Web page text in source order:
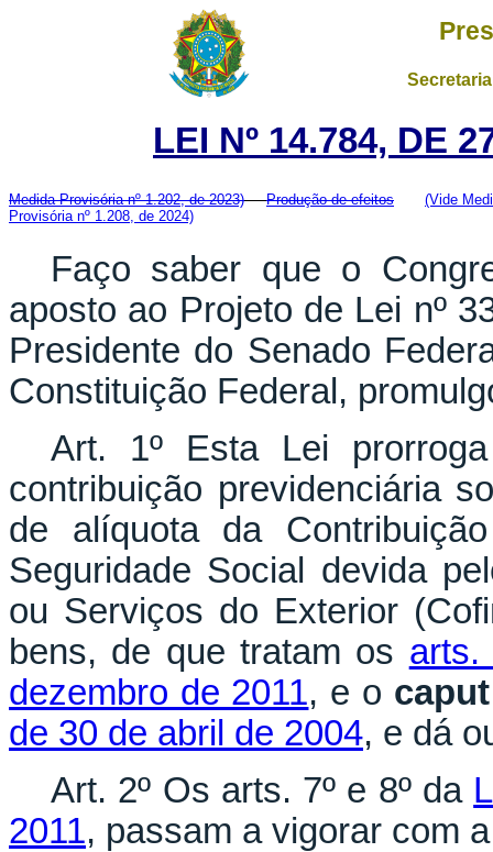
LEI Nº 14.784, DE
Medida Provisória nº 1.202, de 2023) Produção de efeitos
(Vide
Provisória nº 1.208, de 2024)
Faço saber que o
aposto ao Projeto de Lei nº
Presidente do Senado
Constituição Federal,
Art. 1º Esta Lei
contribuição previdenciária
de alíquota da
Seguridade Social devida
ou Serviços do Exterior
bens, de que tratam os arts.
dezembro de 2011, e o
de 30 de abril de 2004, e dá
Art. 2º Os arts. 7º e 8º da
2011, passam a vigorar com